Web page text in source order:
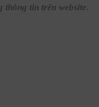
thông tin trên website.